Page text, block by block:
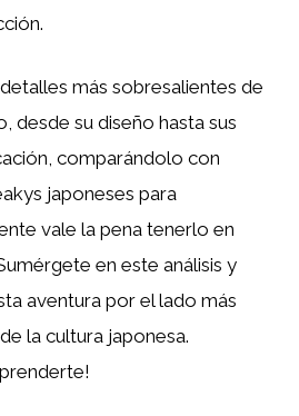
más sobresalientes de
desde su diseño hasta sus
comparándolo con
japoneses para
vale la pena tenerlo en
en este análisis y
aventura por el lado más
la cultura japonesa.